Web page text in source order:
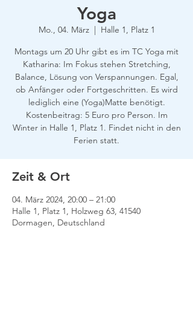
Yoga
Mo., 04. März
  |
Halle 1, Platz 1
Montags um 20 Uhr gibt es im TC Yoga mit
Katharina: Im Fokus stehen Stretching,
Balance, Lösung von Verspannungen. Egal,
ob Anfänger oder Fortgeschritten. Es wird
lediglich eine (Yoga)Matte benötigt.
Kostenbeitrag: 5 Euro pro Person. Im
Winter in Halle 1, Platz 1. Findet nicht in den
Ferien statt.
Zeit & Ort
04. März 2024, 20:00 – 21:00
Halle 1, Platz 1, Holzweg 63, 41540
Dormagen, Deutschland